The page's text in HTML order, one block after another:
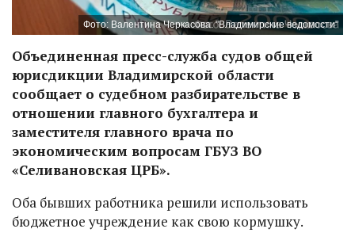
Фото: Валентина Черкасова. "Владимирские ведомости"
Объединенная пресс-служба судов общей
юрисдикции Владимирской области
сообщает о судебном разбирательстве в
отношении главного бухгалтера и
заместителя главного врача по
экономическим вопросам ГБУЗ ВО
«Селивановская ЦРБ».
Оба бывших работника решили использовать
бюджетное учреждение как свою кормушку.